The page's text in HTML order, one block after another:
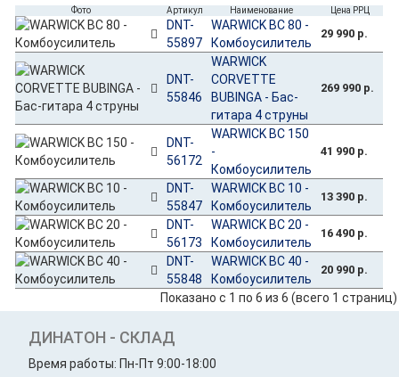
Фото Артикул Наименование Цена РРЦ
DNT-
55897
WARWICK BC 80 -
Комбоусилитель
29 990 р.
DNT-
55846
WARWICK
CORVETTE
BUBINGA - Бас-
гитара 4 струны
269 990 р.
DNT-
56172
WARWICK BC 150
-
Комбоусилитель
41 990 р.
DNT-
55847
WARWICK BC 10 -
Комбоусилитель
13 390 р.
DNT-
56173
WARWICK BC 20 -
Комбоусилитель
16 490 р.
DNT-
55848
WARWICK BC 40 -
Комбоусилитель
20 990 р.
Показано с 1 по 6 из 6 (всего 1 страниц)
ДИНАТОН - СКЛАД
Время работы: Пн-Пт 9:00-18:00